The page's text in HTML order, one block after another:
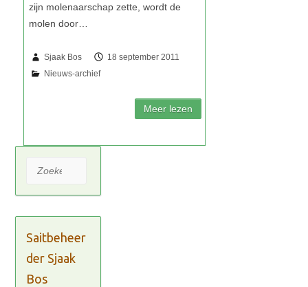
Sjaak Bos 18 september 2011
Zoeken
Saitbeheer
der Sjaak
Bos